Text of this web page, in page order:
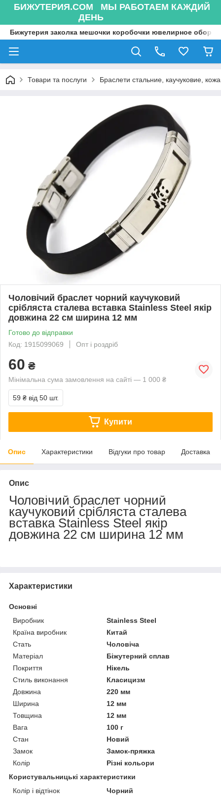
БИЖУТЕРИЯ.COM МЫ РАБОТАЕМ КАЖДИЙ
ДЕНЬ
Бижутерия заколка мешочки коробочки ювелирное
Товари та послуги Браслети стальние, каучуковие,
Чоловічий браслет чорний каучуковий
срібляста сталева вставка Stainless Steel якір
довжина 22 см ширина 12 мм
Готово до відправки
Код: 1915099069
Опт і роздріб
60 ₴
Мінімальна сума замовлення на сайті — 1 000 ₴
59 ₴ від 50 шт.
Купити
Опис Характеристики Відгуки про товар Доставка
Опис
Чоловічий браслет чорний
каучуковий срібляста сталева
вставка Stainless Steel якір
довжина 22 см ширина 12 мм
Характеристики
Основні
Виробник
Stainless Steel
Країна виробник
Китай
Стать
Чоловіча
Матеріал
Біжутерний сплав
Покриття
Нікель
Стиль виконання
Класицизм
Довжина
220 мм
Ширина
12 мм
Товщина
12 мм
Вага
100 г
Стан
Новий
Замок
Замок-пряжка
Колір
Різні кольори
Користувальницькі характеристики
Колір і відтінок
Чорний